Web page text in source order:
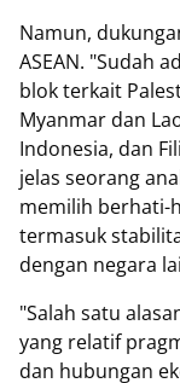
Namun,
ASEAN. "Sudah
blok terkait
Myanmar dan
Indonesia, dan
jelas seorang
memilih berhati-
termasuk
dengan negara
"Salah satu
yang relatif
dan hubungan